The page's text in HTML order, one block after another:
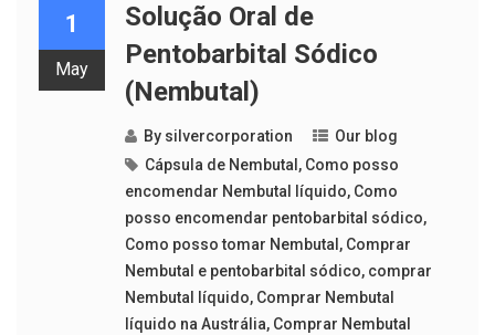
1
May
Solução Oral de
Pentobarbital Sódico
(Nembutal)
By silvercorporation
Our blog
Cápsula de Nembutal , Como posso
encomendar Nembutal líquido, Como
posso encomendar pentobarbital sódico,
Como posso tomar Nembutal , Comprar
Nembutal e pentobarbital sódico, comprar
Nembutal líquido, Comprar Nembutal
líquido na Austrália, Comprar Nembutal